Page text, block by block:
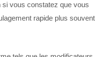
vous constatez que vous
rapide plus souvent